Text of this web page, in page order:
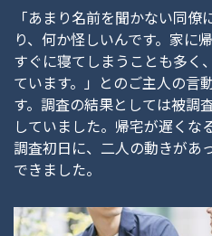
「あまり名前を聞かない同
り、何か怪しいんです。家に
すぐに寝てしまうことも多く
ています。」とのご主人の言
す。調査の結果としては被調
していました。帰宅が遅くな
調査初日に、二人の動きがあ
できました。